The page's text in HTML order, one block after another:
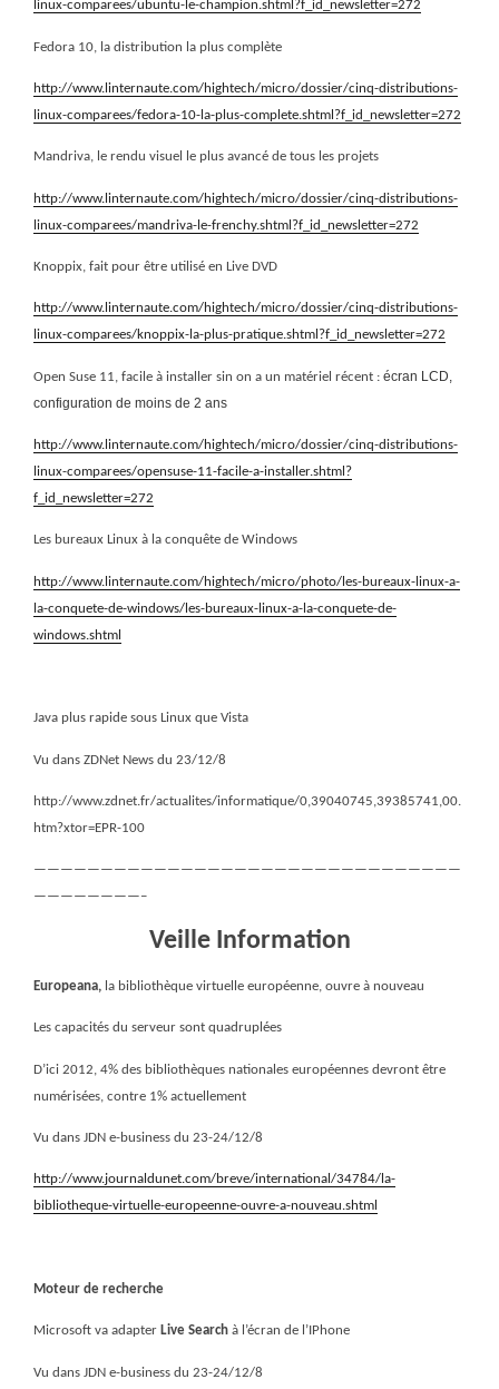
linux-comparees/ubuntu-le-champion.shtml?f_id_newsletter=272
Fedora 10, la distribution la plus complète
http://www.linternaute.com/hightech/micro/dossier/cinq-distributions-
linux-comparees/fedora-10-la-plus-complete.shtml?f_id_newsletter=272
Mandriva, le rendu visuel le plus avancé de tous les projets
http://www.linternaute.com/hightech/micro/dossier/cinq-distributions-
linux-comparees/mandriva-le-frenchy.shtml?f_id_newsletter=272
Knoppix, fait pour être utilisé en Live DVD
http://www.linternaute.com/hightech/micro/dossier/cinq-distributions-
linux-comparees/knoppix-la-plus-pratique.shtml?f_id_newsletter=272
Open Suse 11, facile à installer sin on a un matériel récent : écran LCD,
configuration de moins de 2 ans
http://www.linternaute.com/hightech/micro/dossier/cinq-distributions-
linux-comparees/opensuse-11-facile-a-installer.shtml?
f_id_newsletter=272
Les bureaux Linux à la conquête de Windows
http://www.linternaute.com/hightech/micro/photo/les-bureaux-linux-a-
la-conquete-de-windows/les-bureaux-linux-a-la-conquete-de-
windows.shtml
Java plus rapide sous Linux que Vista
Vu dans ZDNet News du 23/12/8
http://www.zdnet.fr/actualites/informatique/0,39040745,39385741,00.
htm?xtor=EPR-100
————————————————————————————————
————————–
Veille Information
Europeana, la bibliothèque virtuelle européenne, ouvre à nouveau
Les capacités du serveur sont quadruplées
D’ici 2012, 4% des bibliothèques nationales européennes devront être
numérisées, contre 1% actuellement
Vu dans JDN e-business du 23-24/12/8
http://www.journaldunet.com/breve/international/34784/la-
bibliotheque-virtuelle-europeenne-ouvre-a-nouveau.shtml
Moteur de recherche
Microsoft va adapter Live Search à l’écran de l’IPhone
Vu dans JDN e-business du 23-24/12/8